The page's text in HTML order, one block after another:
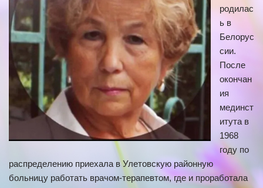
родилас
ь в
Белорус
сии.
После
окончан
ия
мединст
итута в
1968
году по
распределению приехала в Улетовскую районную
больницу работать врачом-терапевтом, где и проработала